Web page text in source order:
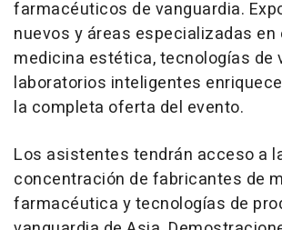
farmacéuticos de vanguardia.
nuevos y áreas especializadas en
medicina estética, tecnologías de
laboratorios inteligentes
la completa oferta del evento.
Los asistentes tendrán acceso a
concentración de fabricantes de
farmacéutica y tecnologías de